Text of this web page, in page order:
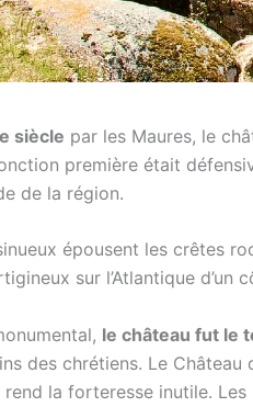
siècle par les Maures, le
première était
de la région.
épousent les crêtes
sur l’Atlantique
le château fut le
des chrétiens. Le
la forteresse inutile. Les